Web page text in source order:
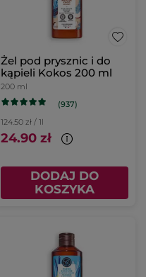
Żel pod prysznic i do
kąpieli Kokos 200 ml
200 ml
(937)
124.50 zł / 1l
24.90 zł
DODAJ DO
KOSZYKA